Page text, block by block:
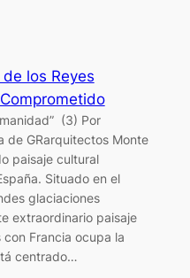
los Reyes
(3) Por
de GRarquitectos Monte
paisaje cultural
Situado en el
glaciaciones
extraordinario paisaje
Francia ocupa la
centrado…